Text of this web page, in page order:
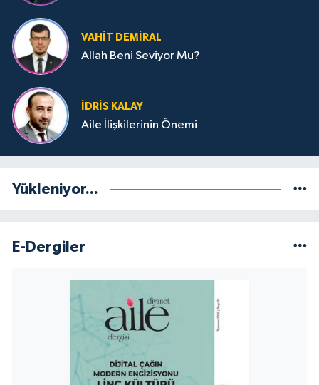
VAHIT DEMIRAL
Allah Beni Seviyor Mu?
İDRIS KALAY
Aile İlişkilerinin Önemi
Yükleniyor...
E-Dergiler